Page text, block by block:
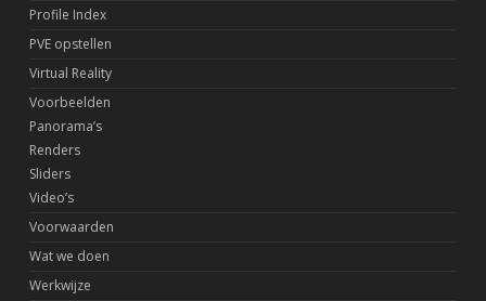
Profile Index
PVE opstellen
Virtual Reality
Voorbeelden
Panorama’s
Renders
Sliders
Video’s
Voorwaarden
Wat we doen
Werkwijze